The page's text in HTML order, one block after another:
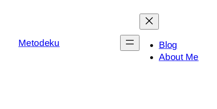
Metodeku
Blog
About Me